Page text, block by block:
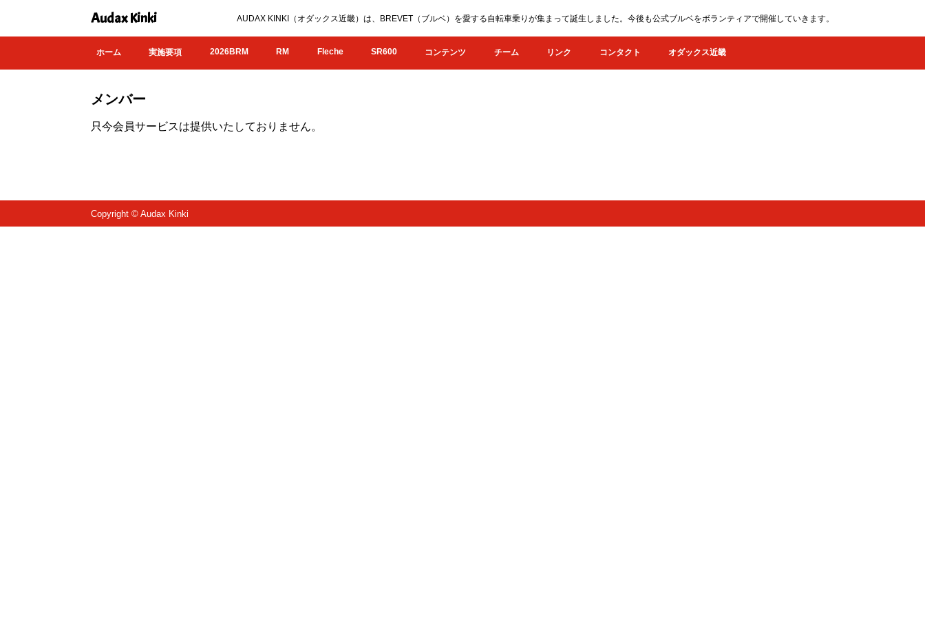
Audax Kinki AUDAX KINKI（オダックス近畿）は、BREVET（ブルベ）を愛する自転車乗りが集まって誕生しました。今後も公式ブルベをボランティアで開催していきます。
ホーム 実施要項 2026BRM RM Fleche SR600 コンテンツ チーム リンク コンタクト オダックス近畿
メンバー
只今会員サービスは提供いたしておりません。
Copyright © Audax Kinki